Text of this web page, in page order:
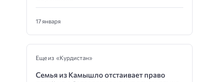
17 января
Еще из «Курдистан»
Семья из Камышло отстаивает право